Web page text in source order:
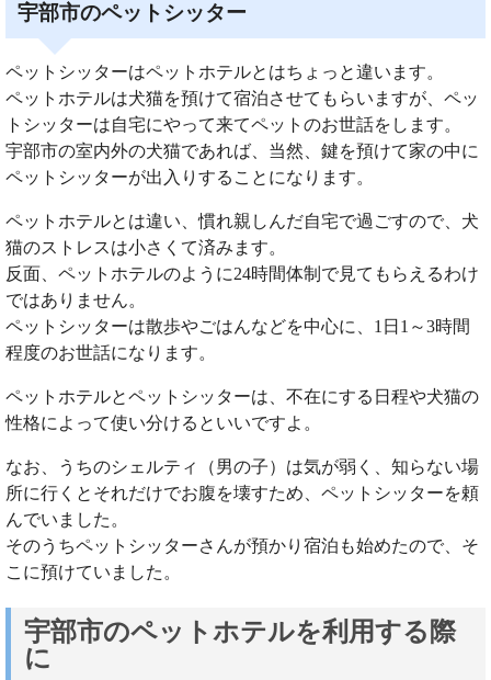
宇部市のペットシッター
ペットシッターはペットホテルとはちょっと違います。
ペットホテルは犬猫を預けて宿泊させてもらいますが、ペッ
トシッターは自宅にやって来てペットのお世話をします。
宇部市の室内外の犬猫であれば、当然、鍵を預けて家の中に
ペットシッターが出入りすることになります。
ペットホテルとは違い、慣れ親しんだ自宅で過ごすので、犬
猫のストレスは小さくて済みます。
反面、ペットホテルのように24時間体制で見てもらえるわけ
ではありません。
ペットシッターは散歩やごはんなどを中心に、1日1～3時間
程度のお世話になります。
ペットホテルとペットシッターは、不在にする日程や犬猫の
性格によって使い分けるといいですよ。
なお、うちのシェルティ（男の子）は気が弱く、知らない場
所に行くとそれだけでお腹を壊すため、ペットシッターを頼
んでいました。
そのうちペットシッターさんが預かり宿泊も始めたので、そ
こに預けていました。
宇部市のペットホテルを利用する際
に